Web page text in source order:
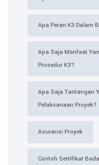
Apa Peran K3 Dalam
Apa Saja Manfaat
Prosedur K3?
Apa Saja Tantangan
Pelaksanaan Proyek?
Asuransi Proyek
Contoh Sertifikat